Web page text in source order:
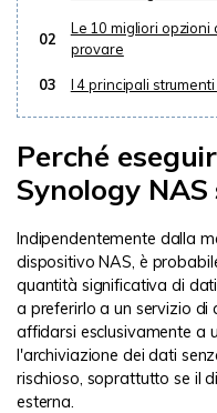
02
Le 10 migliori opzioni
provare
03
I 4 principali
Perché
Synology NAS
Indipendentemente dalla
dispositivo NAS, è
quantità significativa di
a preferirlo a un servizio di
affidarsi esclusivamente a
l'archiviazione dei dati
rischioso, soprattutto se il
esterna.